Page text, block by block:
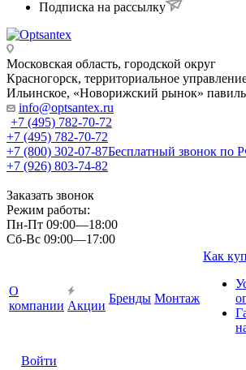
Подписка на рассылку
Московская область, городской округ
Красногорск, территориальное
Ильинское, «Новорижский рынок»
info@optsantex.ru
+7 (495) 782-70-72
+7 (495) 782-70-72
+7 (800) 302-07-87Бесплатный звонок по
+7 (926) 803-74-82
Заказать звонок
Режим работы:
Пн-Пт 09:00—18:00
Сб-Вс 09:00—17:00
О
компании Акции
Бренды Монтаж
Как
Войти